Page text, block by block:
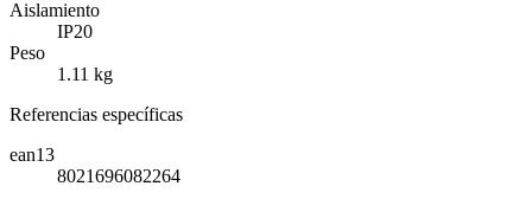
Aislamiento
IP20
Peso
1.11 kg
Referencias específicas
ean13
8021696082264